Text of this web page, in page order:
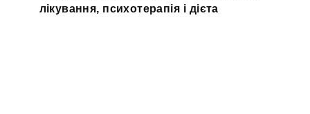
лікування, психотерапія і дієта